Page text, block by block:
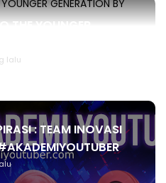
THE YOUNGER
lalu
: TEAM INOVASI